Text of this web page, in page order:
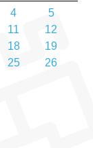
4
5
11
12
18
19
25
26